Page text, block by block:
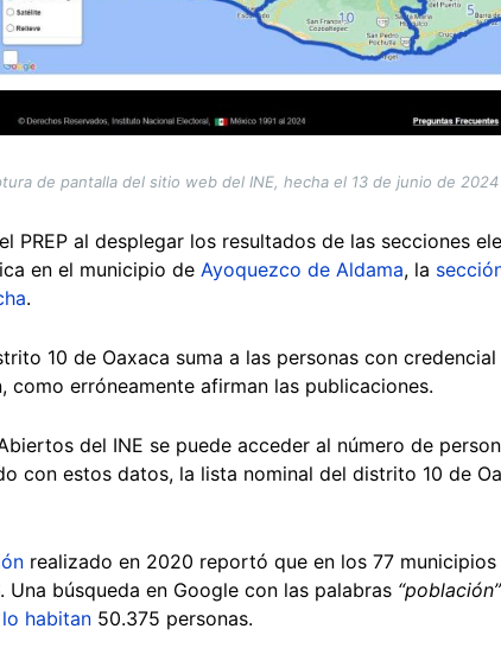
de pantalla del sitio web del INE, hecha el 13 de junio de 2024
PREP al desplegar los resultados de las secciones
en el municipio de Ayoquezco de Aldama, la
.
10 de Oaxaca suma a las personas con
como erróneamente afirman las publicaciones.
del INE se puede acceder al número de
con estos datos, la lista nominal del distrito 10 de
realizado en 2020 reportó que en los 77
búsqueda en Google con las palabras “población”
lo habitan 50.375 personas.